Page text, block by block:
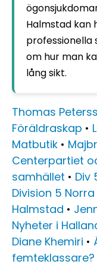
Halmstad kan
professionella
om hur man
lång sikt.
Thomas
Föräldraskap •
Matbutik •
Centerpartiet
samhället • Div
Division 5
Halmstad •
Nyheter i
Diane Khemiri •
femteklassare?